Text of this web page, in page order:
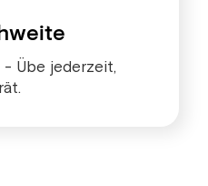
- Übe jederzeit,